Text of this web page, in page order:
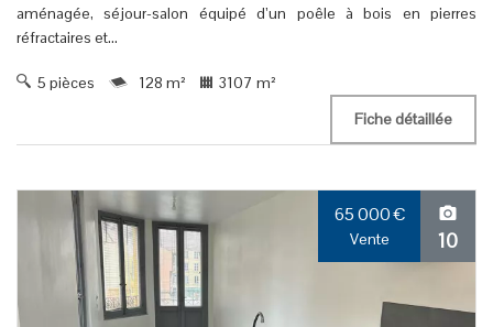
aménagée, séjour-salon équipé d’un poêle à bois en pierres
réfractaires et...
5 pièces 128 m²
3107 m²
Fiche détaillée
65 000€
Vente 10